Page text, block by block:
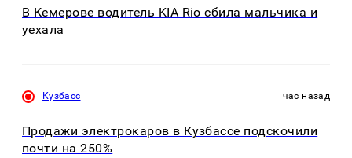
В Кемерове водитель KIA Rio сбила мальчика и
уехала
Кузбасс час назад
Продажи электрокаров в Кузбассе подскочили
почти на 250%